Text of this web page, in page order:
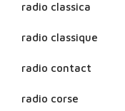
radio classica
radio classique
radio contact
radio corse